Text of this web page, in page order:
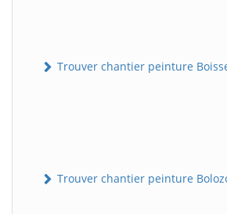
Trouver chantier peinture
Trouver chantier peinture